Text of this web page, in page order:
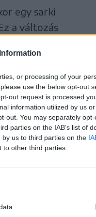
or processing of your
use the below opt-out
out request is processed
information utilized by us
out. You may separately
parties on the IAB’s list of
us to third parties on the
other third parties.
egy sarki
a változás
a
is
a
új
fokozva a